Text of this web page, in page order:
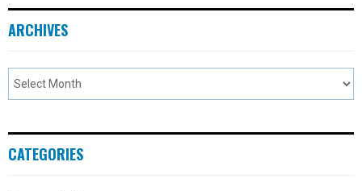
ARCHIVES
CATEGORIES